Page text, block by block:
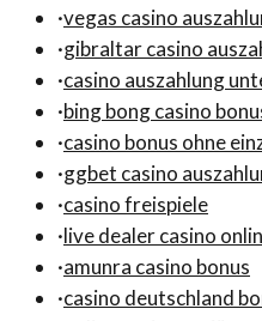
·vegas casino
·gibraltar casino
·casino auszahlung
·bing bong casino
·casino bonus ohne
·ggbet casino
·casino freispiele
·live dealer casino
·amunra casino bonus
·casino deutschland